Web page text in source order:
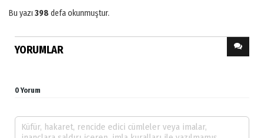
Bu yazı 398 defa okunmuştur.
YORUMLAR
0 Yorum